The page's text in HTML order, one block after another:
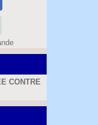
CONTRE